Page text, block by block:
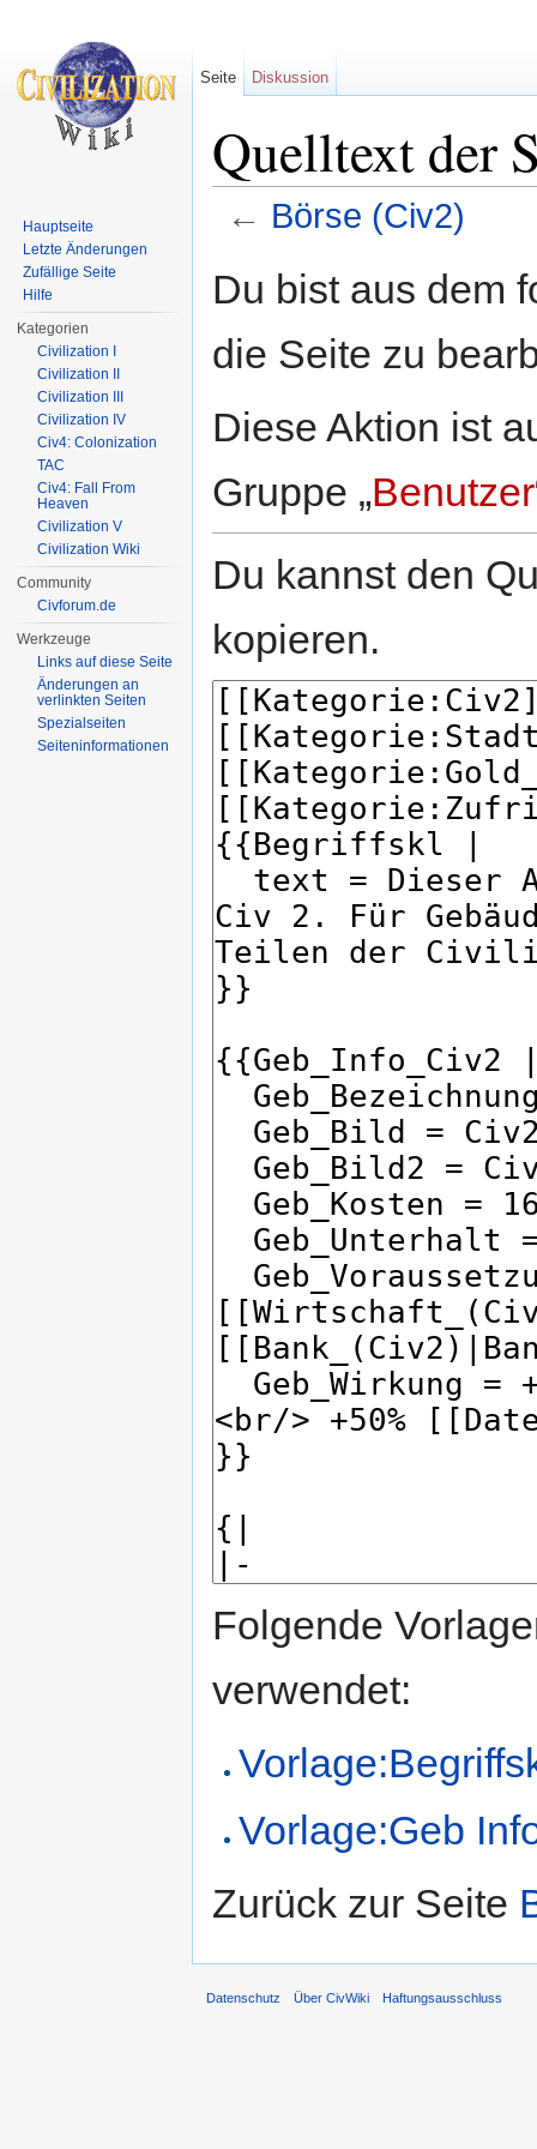
Quelltext der
← Börse (Civ2)
Du bist aus dem
die Seite zu
Diese Aktion ist
Gruppe „Benutzer
Du kannst den
kopieren.
Folgende
verwendet:
Vorlage:Geb
Zurück zur Seite
Seite Diskussion
Hauptseite
Letzte Änderungen
Zufällige Seite
Hilfe
Kategorien
Civilization I
Civilization II
Civilization III
Civilization IV
Civ4: Colonization
TAC
Civ4: Fall From
Heaven
Civilization V
Civilization Wiki
Community
Civforum.de
Werkzeuge
Links auf diese Seite
Änderungen an
verlinkten Seiten
Spezialseiten
Seiten­informationen
Datenschutz Über CivWiki Haftungsausschluss